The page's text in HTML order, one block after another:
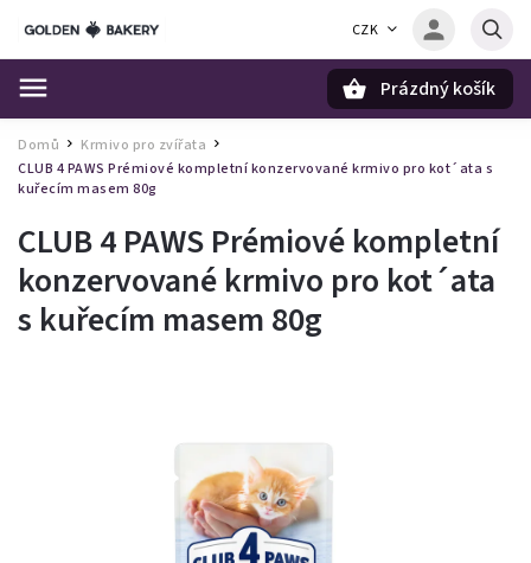
CZK
Prázdný košík
Domů / Krmivo pro zvířata /
CLUB 4 PAWS Prémiové kompletní konzervované krmivo pro kot´ata s
kuřecím masem 80g
CLUB 4 PAWS Prémiové kompletní
konzervované krmivo pro kot´ata
s kuřecím masem 80g